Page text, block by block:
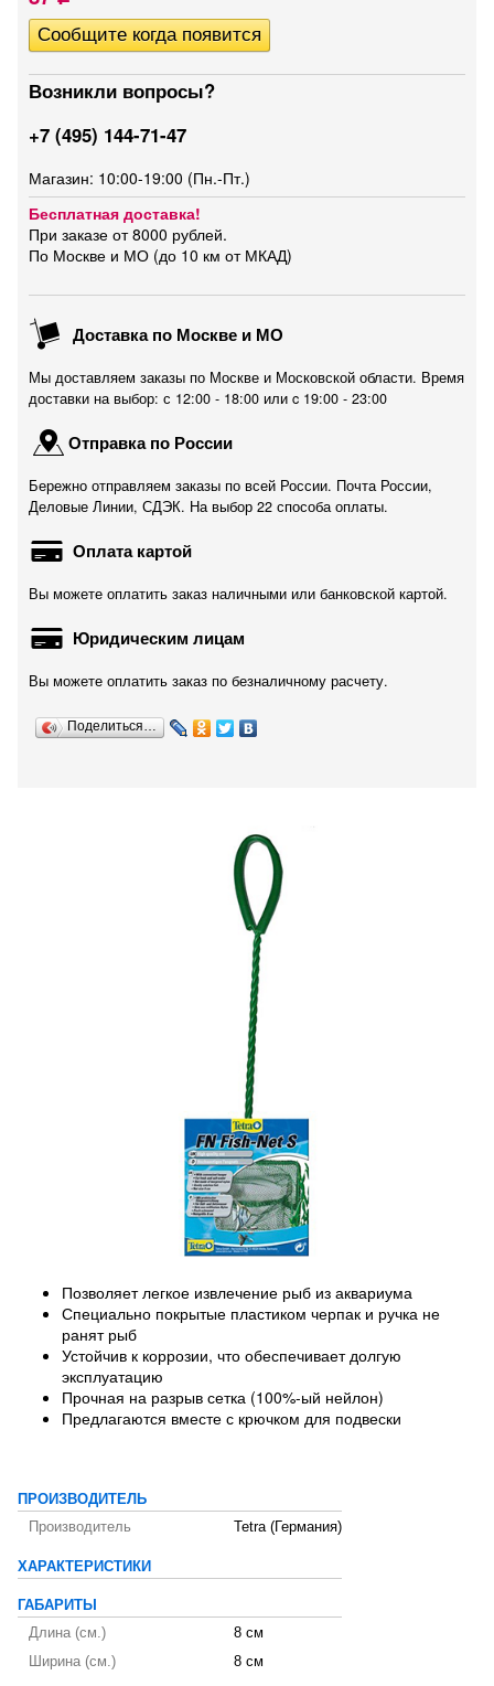
Возникли вопросы?
+7 (495) 144-71-47
Магазин: 10:00-19:00 (Пн.-Пт.)
Бесплатная доставка!
При заказе от 8000 рублей.
По Москве и МО (до 10 км от МКАД)
Доставка по Москве и МО
Мы доставляем заказы по Москве и Московской области. Время
доставки на выбор: с 12:00 - 18:00 или c 19:00 - 23:00
Отправка по России
Бережно отправляем заказы по всей России. Почта России,
Деловые Линии, СДЭК. На выбор 22 способа оплаты.
Оплата картой
Вы можете оплатить заказ наличными или банковской картой.
Юридическим лицам
Вы можете оплатить заказ по безналичному расчету.
Поделиться…
Позволяет легкое извлечение рыб из аквариума
Специально покрытые пластиком черпак и ручка не
ранят рыб
Устойчив к коррозии, что обеспечивает долгую
эксплуатацию
Прочная на разрыв сетка (100%-ый нейлон)
Предлагаются вместе с крючком для подвески
ПРОИЗВОДИТЕЛЬ
Производитель
Tetra (Германия)
ХАРАКТЕРИСТИКИ
ГАБАРИТЫ
Длина (см.)
8 см
Ширина (см.)
8 см